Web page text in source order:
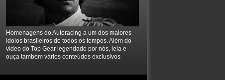
Homenagens do Autoracing a um dos maiores
ídolos brasileiros de todos os tempos. Além do
vídeo do Top Gear legendado por nós, leia e
ouça também vários conteúdos exclusivos